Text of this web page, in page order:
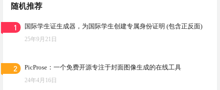
随机推荐
1 国际学生证生成器，为国际学生创建专属身份证明 (包含正反面)
25年9月21日
2 PicProse：一个免费开源专注于封面图像生成的在线工具
24年4月16日